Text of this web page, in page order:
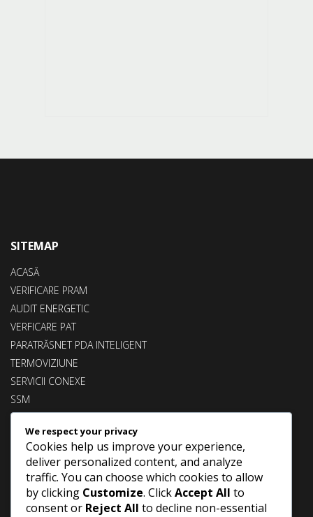
SITEMAP
ACASĂ
VERIFICARE PRAM
AUDIT ENERGETIC
VERFICARE PAT
PARATRĂSNET PDA INTELIGENT
TERMOVIZIUNE
SERVICII CONEXE
SSM
CLIENȚI
CONTACT
UTILIZARE COOKIES
Urmărește-ne!
+40744668061
We respect your privacy
Cookies help us improve your experience,
deliver personalized content, and analyze
traffic. You can choose which cookies to allow
by clicking Customize. ClickAccept All to
consent or Reject All to decline non-essential